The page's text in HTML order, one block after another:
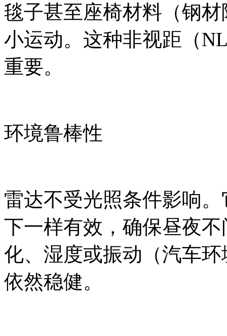
毯子甚至座椅材料（钢
小运动。这种非视距（
重要。
环境鲁棒性
雷达不受光照条件影响
下一样有效，确保昼夜
化、湿度或振动（汽车
依然稳健。